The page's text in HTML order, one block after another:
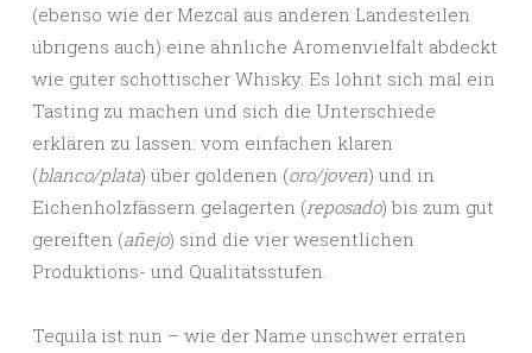
(ebenso wie der Mezcal aus anderen Landesteilen
übrigens auch) eine ähnliche Aromenvielfalt abdeckt
wie guter schottischer Whisky. Es lohnt sich mal ein
Tasting zu machen und sich die Unterschiede
erklären zu lassen: vom einfachen klaren
(blanco/plata) über goldenen (oro/joven) und in
Eichenholzfässern gelagerten (reposado) bis zum gut
gereiften (añejo) sind die vier wesentlichen
Produktions- und Qualitätsstufen.
Tequila ist nun – wie der Name unschwer erraten